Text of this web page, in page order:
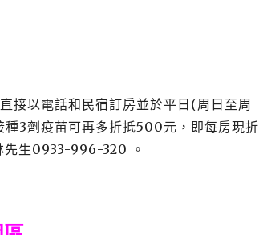
接以電話和民宿訂房並於平日(周日至周
3劑疫苗可再多折抵500元，即每房現折
先生0933-996-320 。